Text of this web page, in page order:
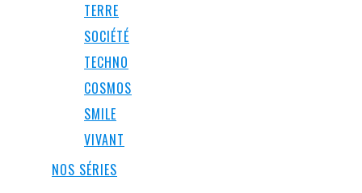
TERRE
SOCIÉTÉ
TECHNO
COSMOS
SMILE
VIVANT
NOS SÉRIES